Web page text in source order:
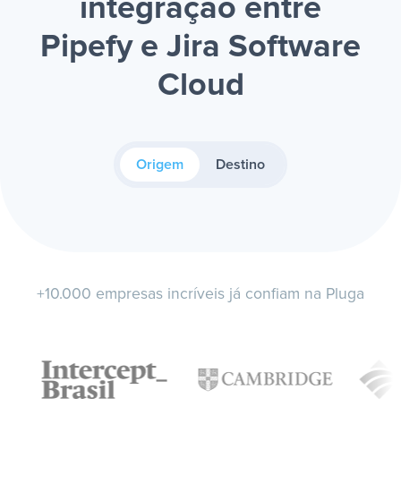
integração entre
Pipefy e Jira Software
Cloud
Origem Destino
+10.000 empresas incríveis já confiam na Pluga